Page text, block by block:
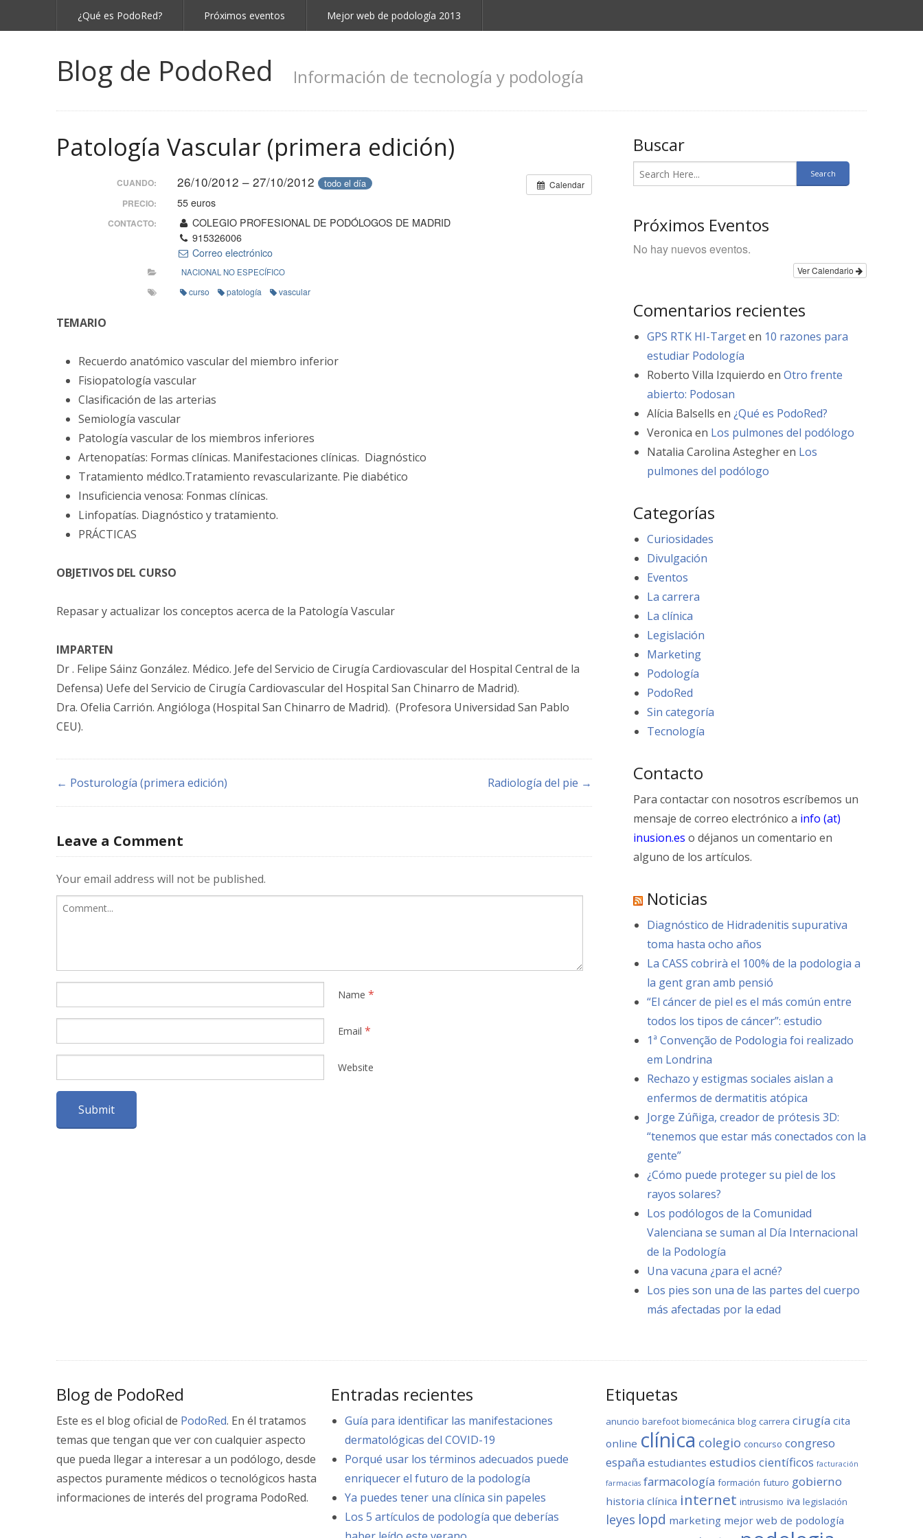
¿Qué es PodoRed? Próximos eventos Mejor web de podología 2013
Blog de PodoRed Información de tecnología y podología
Patología Vascular (primera edición)
Calendar
CUANDO: 26/10/2012 – 27/10/2012 todo el día
PRECIO: 55 euros
CONTACTO:
COLEGIO PROFESIONAL DE PODÓLOGOS DE MADRID
915326006
Correo electrónico
NACIONAL NO ESPECÍFICO
curso patología vascular
TEMARIO
Recuerdo anatómico vascular del miembro inferior
Fisiopatología vascular
Clasificación de las arterias
Semiología vascular
Patología vascular de los miembros inferiores
Artenopatías: Formas clínicas. Manifestaciones clínicas. Diagnóstico
Tratamiento médlco.Tratamiento revascularizante. Pie diabético
Insuficiencia venosa: Fonmas clínicas.
Linfopatías. Diagnóstico y tratamiento.
PRÁCTICAS
OBJETIVOS DEL CURSO
Repasar y actualizar los conceptos acerca de la Patolo­gía Vascular
IMPARTEN
Dr . Felipe Sáinz González. Médico. Jefe del Servicio de Cirugía Cardiovascular del Hospital Central de la
Defensa) Uefe del Servi­cio de Cirugía Cardiovascular del Hospital San Chi­narro de Madrid).
Dra. Ofelia Carrión. Angióloga (Hospital San Chinarro de Madrid). (Profesora Universidad San Pablo
CEU).
← Posturología (primera edición) Radiología del pie →
Leave a Comment
Your email address will not be published.
Name *
Email *
Website
Buscar
Próximos Eventos
No hay nuevos eventos.
Ver Calendario
Comentarios recientes
GPS RTK HI-Targeten 10 razones para
estudiar Podología
Roberto Villa Izquierdo enOtro frente
abierto: Podosan
Alícia Balsells en¿Qué es PodoRed?
Veronica en Los pulmones del podólogo
Natalia Carolina Astegheren Los
pulmones del podólogo
Categorías
Curiosidades
Divulgación
Eventos
La carrera
La clínica
Legislación
Marketing
Podología
PodoRed
Sin categoría
Tecnología
Contacto
Para contactar con nosotros escríbemos un
mensaje de correo electrónico a info (at)
inusion.es o déjanos un comentario en
alguno de los artículos.
Noticias
Diagnóstico de Hidradenitis supurativa
toma hasta ocho años
La CASS cobrirà el 100% de la podologia a
la gent gran amb pensió
“El cáncer de piel es el más común entre
todos los tipos de cáncer”: estudio
1ª Convenção de Podologia foi realizado
em Londrina
Rechazo y estigmas sociales aislan a
enfermos de dermatitis atópica
Jorge Zúñiga, creador de prótesis 3D:
“tenemos que estar más conectados con la
gente”
¿Cómo puede proteger su piel de los
rayos solares?
Los podólogos de la Comunidad
Valenciana se suman al Día Internacional
de la Podología
Una vacuna ¿para el acné?
Los pies son una de las partes del cuerpo
más afectadas por la edad
Blog de PodoRed
Este es el blog oficial de PodoRed. En él tratamos
temas que tengan que ver con cualquier aspecto
que pueda llegar a interesar a un podólogo, desde
aspectos puramente médicos o tecnológicos hasta
informaciones de interés del programa PodoRed.
Entradas recientes
Guía para identificar las manifestaciones
dermatológicas del COVID-19
Porqué usar los términos adecuados puede
enriquecer el futuro de la podología
Ya puedes tener una clínica sin papeles
Los 5 artículos de podología que deberías
Etiquetas
anuncio barefoot biomecánica blog carrera cirugía cita
online clínica colegio concurso congreso
españa estudiantes estudios científicos facturación
farmacias farmacología formación futuro gobierno
historia clínica internet intrusismo iva legislación
leyes lopd marketing mejor web de podología